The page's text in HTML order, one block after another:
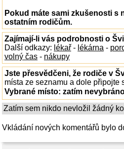
Pokud máte sami zkušenosti s
ostatním rodičům.
Zajímají-li vás podrobnosti o
Další odkazy: lékař - lékárna -
volný čas - nákupy
Jste přesvědčeni, že rodiče v
místa ze seznamu a dole připojte
Vybrané místo: zatím
Zatím sem nikdo nevložil žádný
Vkládání nových komentářů bylo